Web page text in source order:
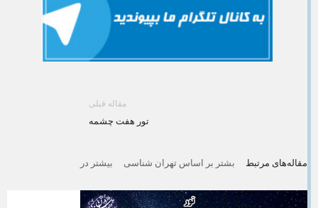
مقاله قبلی
تور هفت چشمه
مقاله‌های مرتبط بشتر بر اساس تهران شناسی بیشتر در